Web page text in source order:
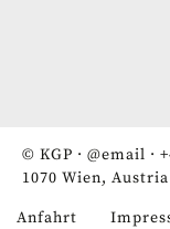
© KGP · @email ·
1070 Wien, Austria
Anfahrt